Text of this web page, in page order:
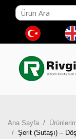
Ana Sayfa
Şerit (Sutaşı) –